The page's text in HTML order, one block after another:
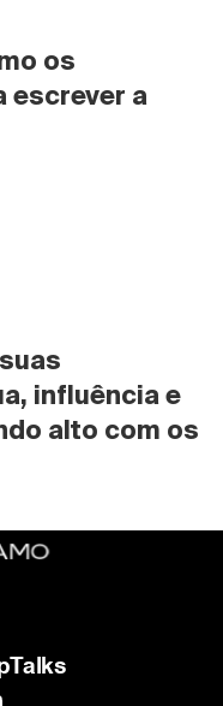
os
escrever a
influência e
alto com os
Talks